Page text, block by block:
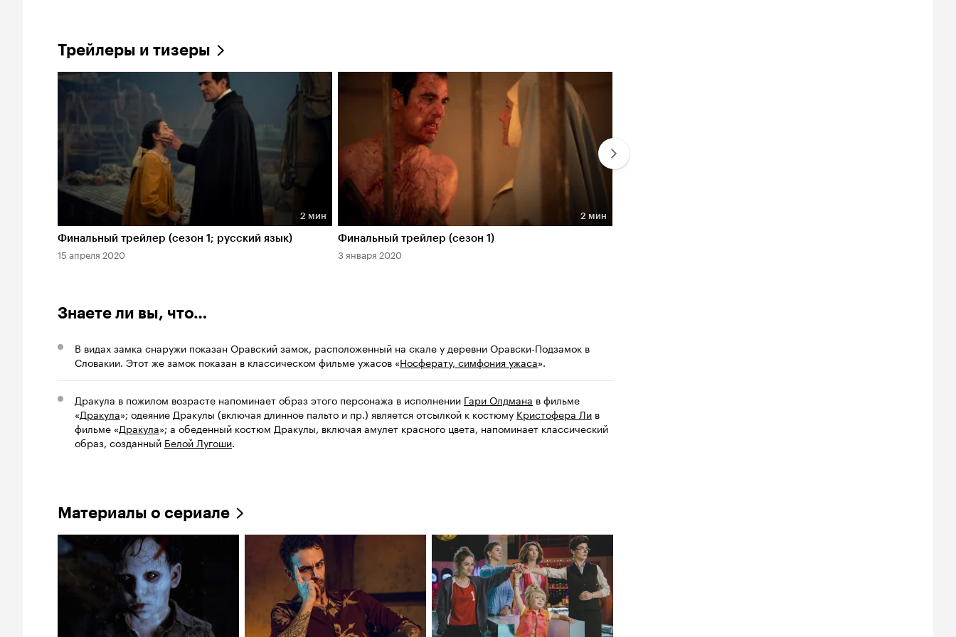
Трейлеры и тизеры
Длительность 2 мин
2 мин
Финальный трейлер (сезон 1; русский язык)
15 апреля 2020
Длительность 2 мин
2 мин
Финальный трейлер (сезон 1)
3 января 2020
Знаете ли вы, что…
В видах замка снаружи показан Оравский замок, расположенный на скале у деревни Оравски-Подзамок в
Словакии. Этот же замок показан в классическом фильме ужасов «Носферату, симфония ужаса».
Дракула в пожилом возрасте напоминает образ этого персонажа в исполнении Гари Олдмана в фильме
«Дракула»; одеяние Дракулы (включая длинное пальто и пр.) является отсылкой к костюму Кристофера Ли в
фильме «Дракула»; а обеденный костюм Дракулы, включая амулет красного цвета, напоминает классический
образ, созданный Белой Лугоши.
Материалы о сериале